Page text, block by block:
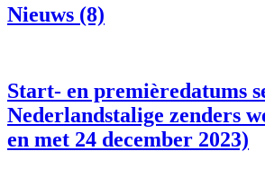
Nieuws (8)
Start- en premièredatums
Nederlandstalige zenders
en met 24 december 2023)